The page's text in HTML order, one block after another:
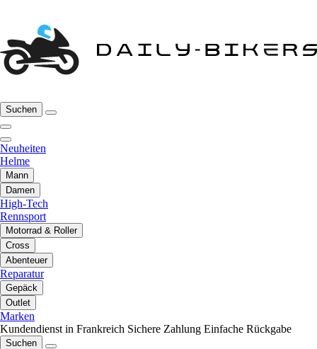
Suchen
Neuheiten
Helme
Mann
Damen
High-Tech
Rennsport
Motorrad & Roller
Cross
Abenteuer
Reparatur
Gepäck
Outlet
Marken
Kundendienst in Frankreich Sichere Zahlung Einfache Rückgabe
Suchen